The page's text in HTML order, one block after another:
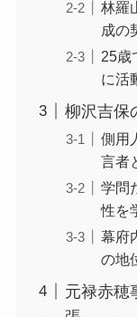
林羅
成の
25歳
に活
柳沢吉保
側用
言者
学問
性を
幕府
の地
元禄赤穂